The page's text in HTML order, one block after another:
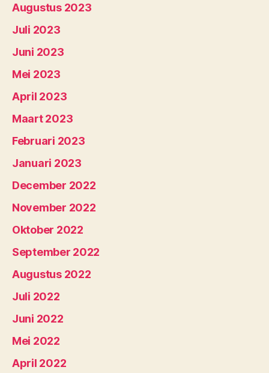
Augustus 2023
Juli 2023
Juni 2023
Mei 2023
April 2023
Maart 2023
Februari 2023
Januari 2023
December 2022
November 2022
Oktober 2022
September 2022
Augustus 2022
Juli 2022
Juni 2022
Mei 2022
April 2022